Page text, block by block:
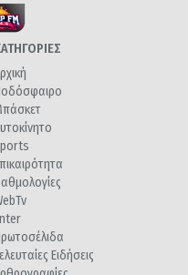
Ειδήσεις